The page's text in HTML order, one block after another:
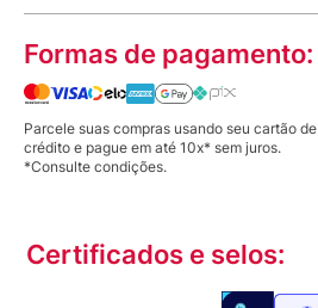
Formas de pagamento:
Parcele suas compras usando seu cartão de
crédito e pague em até 10x* sem juros.
*Consulte condições.
Certificados e selos: